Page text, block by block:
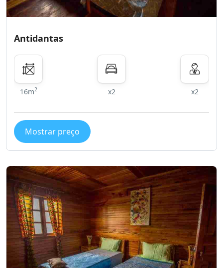
Antidantas
16m2 x2 x2
Mostrar preço